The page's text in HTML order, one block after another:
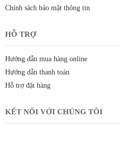
Chính sách bảo mật thông tin
HỖ TRỢ
Hướng dẫn mua hàng online
Hướng dẫn thanh toán
Hỗ trợ đặt hàng
KẾT NỐI VỚI CHÚNG TÔI